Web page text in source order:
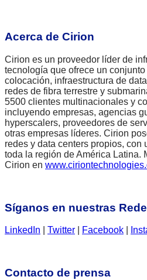
Acerca de Cirion
Cirion es un proveedor líder de
tecnología que ofrece un
colocación, infraestructura de
redes de fibra terrestre y
5500 clientes multinacionales y
incluyendo empresas, agencias
hyperscalers, proveedores de
otras empresas líderes. Cirion
redes y data centers propios, con
toda la región de América Latina.
Cirion en
Síganos en nuestras
LinkedIn Twitter Facebook
Contacto de prensa